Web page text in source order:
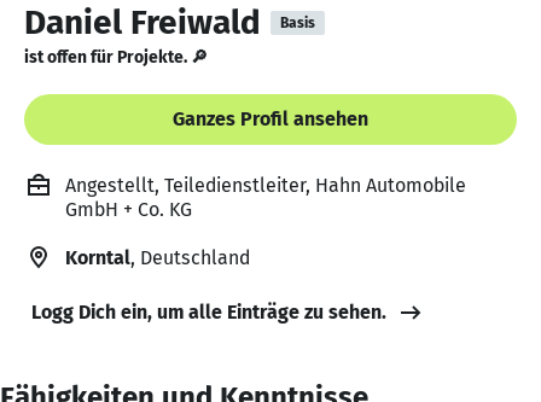
Daniel Freiwald Basis
ist offen für Projekte. 🔎
Ganzes Profil ansehen
Angestellt, Teiledienstleiter, Hahn Automobile
GmbH + Co. KG
Korntal, Deutschland
Logg Dich ein, um alle Einträge zu sehen.